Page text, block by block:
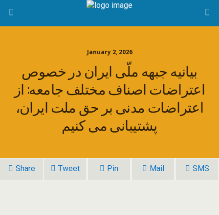
January 2, 2026
بیانیه جبهه ملّی ایران در خصوص
اعتراضات اصناف مختلف جامعه: از
اعتراضات مدنی بر حق ملت ایران،
پشتیبانی می کنیم
Share Tweet Pin Mail SMS